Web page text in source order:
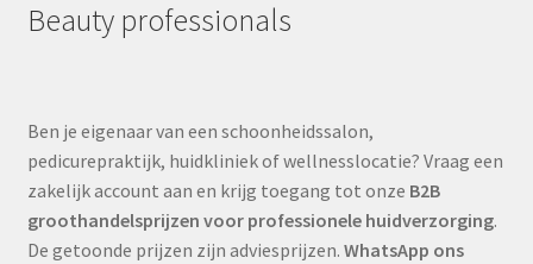
Beauty professionals
Ben je eigenaar van een schoonheidssalon,
pedicurepraktijk, huidkliniek of wellnesslocatie? Vraag een
zakelijk account aan en krijg toegang tot onze B2B
groothandelsprijzen voor professionele huidverzorging.
De getoonde prijzen zijn adviesprijzen. WhatsApp ons